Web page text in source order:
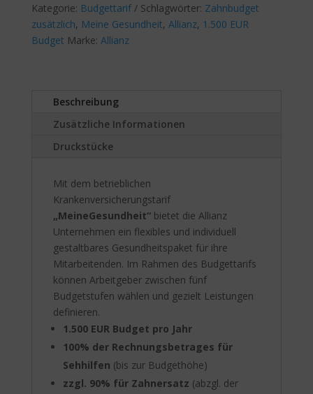
Sehhilfe100%,
RundumZahn90%
Menge
n
a
Kategorie: Budgettarif Schlagwörter: Zahnbudget
zusätzlich, Meine Gesundheit, Allianz, 1.500 EUR
Budget Marke: Allianz
Beschreibung
Zusätzliche Informationen
Druckstücke
Mit dem betrieblichen
Krankenversicherungstarif
„MeineGesundheit“bietet die Allianz
Unternehmen ein flexibles und individuell
gestaltbares Gesundheitspaket für ihre
Mitarbeitenden. Im Rahmen des Budgettarifs
können Arbeitgeber zwischen fünf
Budgetstufen wählen und gezielt Leistungen
definieren.
1.500 EUR Budget pro Jahr
100% der Rechnungsbetrages für
Sehhilfen (bis zur Budgethöhe)
zzgl. 90% für Zahnersatz (abzgl. der